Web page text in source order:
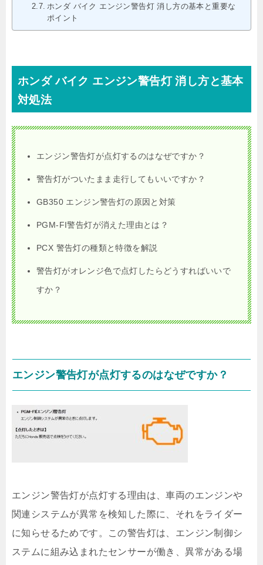
ホンダ バイク エンジン警告灯 消し方の基本と重要な
ポイント
ホンダ バイク エンジン警告灯 消し方と基本
対処法
エンジン警告灯が点灯するのはなぜですか？
警告灯がついたまま走行してもいいですか？
GB350 エンジン警告灯の原因と対策
PGM-FI警告灯が消えた理由とは？
PCX 警告灯の種類と特徴を解説
警告灯がオレンジ色で点灯したらどうすればいいで
すか？
エンジン警告灯が点灯するのはなぜですか？
エンジン警告灯が点灯する理由は、車両のエンジンや
関連システムが異常を検知した際に、それをライダー
に知らせるためです。この警告灯は、エンジン制御シ
ステムに組み込まれたセンサーが働き、異常がある場